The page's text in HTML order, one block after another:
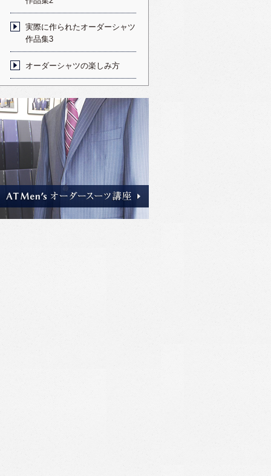
実際に作られたオーダーシャツ
作品集3
オーダーシャツの楽しみ方